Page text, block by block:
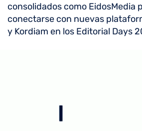
consolidados como EidosMedia
conectarse con nuevas
y Kordiam en los Editorial Days